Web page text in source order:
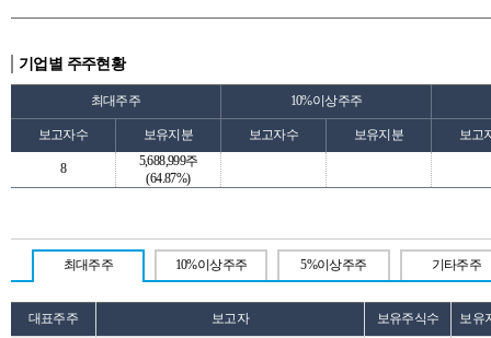
기업별 주주현황
최대주주 10%이상주주
보고자수 보유지분 보고자수 보유지분 보고
8
5,688,999주
(64.87%)
최대주주 10%이상주주 5%이상주주 기타주주
대표주주 보고자 보유주식수 보유